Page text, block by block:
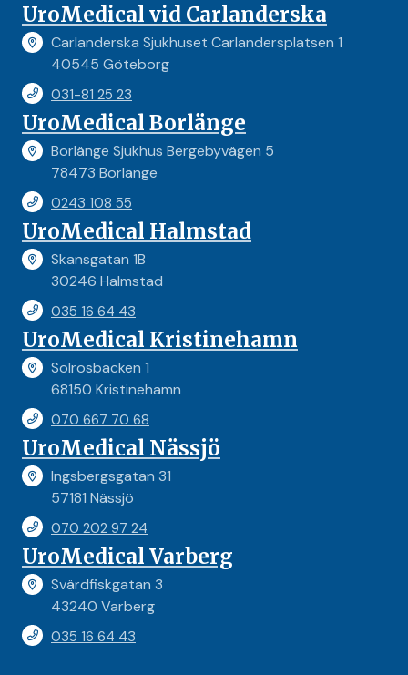
UroMedical vid Carlanderska
Carlanderska Sjukhuset Carlandersplatsen 1
40545 Göteborg
031-81 25 23
UroMedical Borlänge
Borlänge Sjukhus Bergebyvägen 5
78473 Borlänge
0243 108 55
UroMedical Halmstad
Skansgatan 1B
30246 Halmstad
035 16 64 43
UroMedical Kristinehamn
Solrosbacken 1
68150 Kristinehamn
070 667 70 68
UroMedical Nässjö
Ingsbergsgatan 31
57181 Nässjö
070 202 97 24
UroMedical Varberg
Svärdfiskgatan 3
43240 Varberg
035 16 64 43